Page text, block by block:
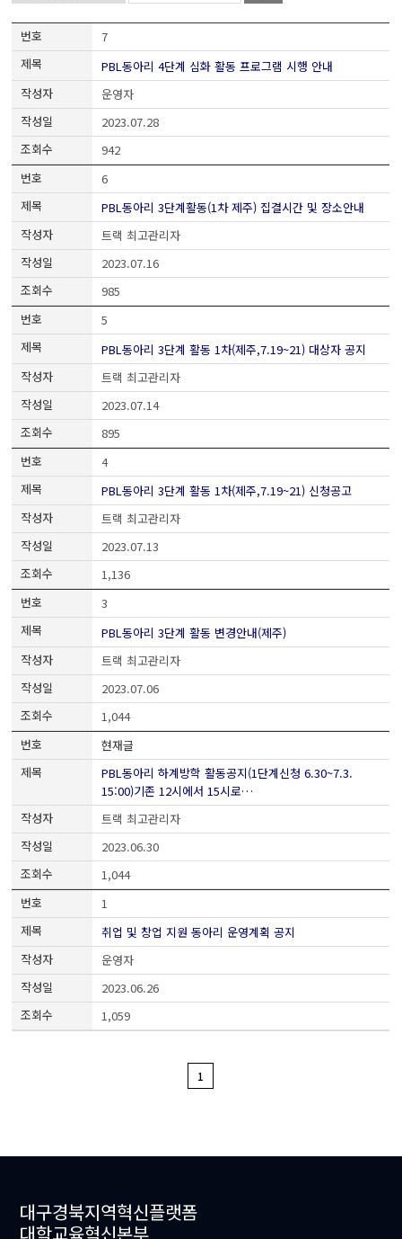
7
PBL동아리 4단계 심화 활동 프로그램 시행 안내
운영자
2023.07.28
942
6
PBL동아리 3단계활동(1차 제주) 집결시간 및 장소안내
트랙 최고관리자
2023.07.16
985
5
PBL동아리 3단계 활동 1차(제주,7.19~21) 대상자 공지
트랙 최고관리자
2023.07.14
895
4
PBL동아리 3단계 활동 1차(제주,7.19~21) 신청공고
트랙 최고관리자
2023.07.13
1,136
3
PBL동아리 3단계 활동 변경안내(제주)
트랙 최고관리자
2023.07.06
1,044
현재글
PBL동아리 하계방학 활동공지(1단계신청 6.30~7.3.
15:00)기존 12시에서 15시로…
트랙 최고관리자
2023.06.30
1,044
1
취업 및 창업 지원 동아리 운영계획 공지
운영자
2023.06.26
1,059
1
대구경북지역혁신플랫폼
대학교육혁신본부